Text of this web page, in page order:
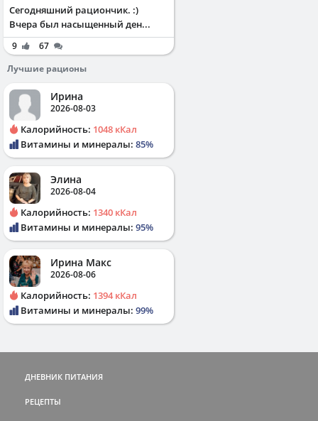
Сегодняшний рациончик. :)
Вчера был насыщенный ден...
9
67
Лучшие рационы
Ирина
2026-08-03
Калорийность: 1048 кКал
Витамины и минералы: 85%
Элина
2026-08-04
Калорийность: 1340 кКал
Витамины и минералы: 95%
Ирина Макс
2026-08-06
Калорийность: 1394 кКал
Витамины и минералы: 99%
ДНЕВНИК ПИТАНИЯ
РЕЦЕПТЫ